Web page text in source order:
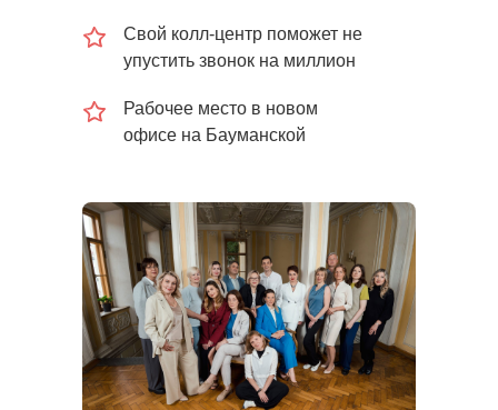
Свой колл-центр поможет не
упустить звонок на миллион
Рабочее место в новом
офисе на Бауманской